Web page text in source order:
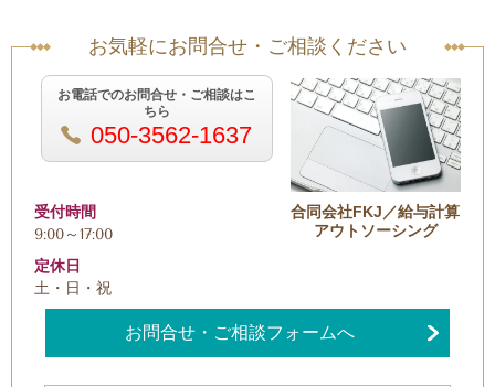
お気軽にお問合せ・ご相談ください
合同会社FKJ／給与計算
アウトソーシング
お電話でのお問合せ・ご相談はこ
ちら
050-3562-1637
受付時間
9:00～17:00
定休日
土・日・祝
お問合せ・ご相談フォームへ